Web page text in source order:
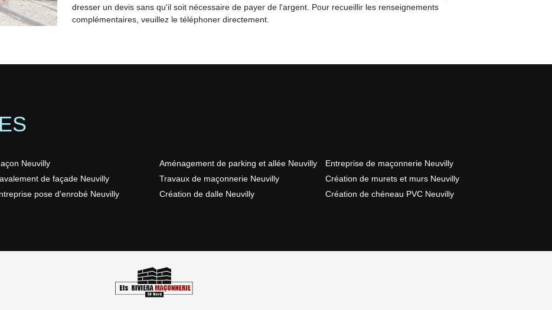
dresser un devis sans qu'il soit nécessaire de payer de l'argent. Pour recueillir les renseignements
complémentaires, veuillez le téléphoner directement.
Neuvilly
de façade Neuvilly
pose d'enrobé Neuvilly
Aménagement de parking et allée Neuvilly
Travaux de maçonnerie Neuvilly
Création de dalle Neuvilly
Entreprise de maçonnerie Neuvilly
Création de murets et murs Neuvilly
Création de chéneau PVC Neuvilly